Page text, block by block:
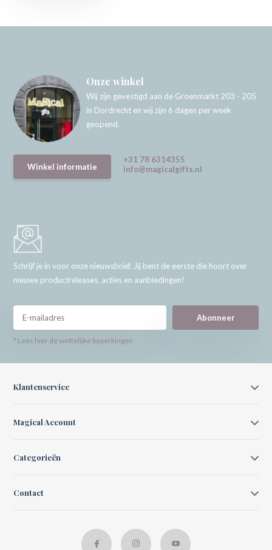
Onze winkel
Wij zijn gevestigd aan de Groenmarkt 203 - 205
in Dordrecht en wij zijn 6 dagen per week
geopend.
Winkel informatie
+31 78 6314355
info@magicalgifts.nl
Schrijf je in voor onze nieuwsbrief. Jij bent de eerste die hoort over
nieuwe productreleases, acties en aanbiedingen!
Abonneer
* Lees hier de wettelijke beperkingen
Klantenservice
Magical Account
Categorieën
Contact